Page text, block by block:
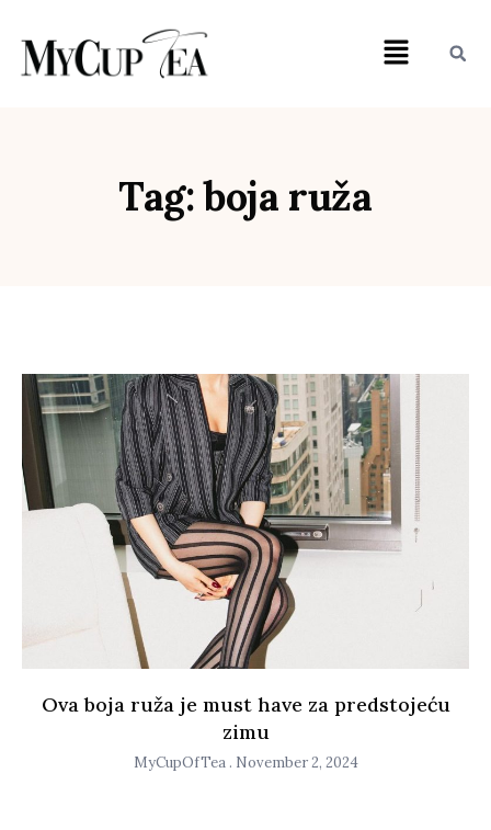
Tag: boja ruža
Ova boja ruža je must have za predstojeću
zimu
MyCupOfTea November 2, 2024